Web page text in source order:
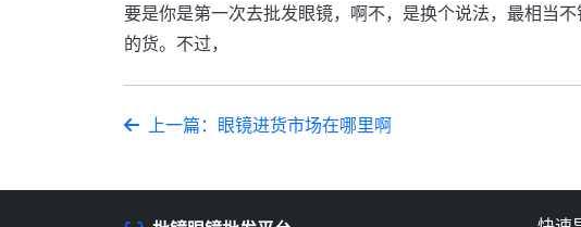
要是你是第一次去批发眼镜，啊不，是换个说法，最相当
的货。不过，
上一篇：眼镜进货市场在哪里啊